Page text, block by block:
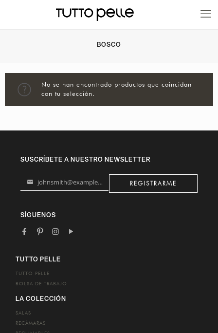
20% EN PRODUCTOS A FABRICACIÓN
BOSCO
No se han encontrado productos que coincidan
con tu selección.
SUSCRÍBETE A NUESTRO NEWSLETTER
Your
johnsmith@example.com REGISTRARME
SÍGUENOS
TUTTO PELLE
TUTTO PELLE
BOLSA DE TRABAJO
LA COLECCIÓN
SALAS
RECÁMARAS